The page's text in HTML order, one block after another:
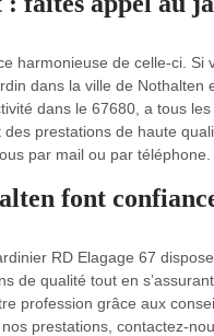
harmonieuse de celle-ci. Si
dans la ville de Nothalten
dans le 67680, a tous
prestations de haute
par mail ou par téléphone.
font
RD Elagage 67
de qualité tout en
profession grâce aux
prestations, contactez-